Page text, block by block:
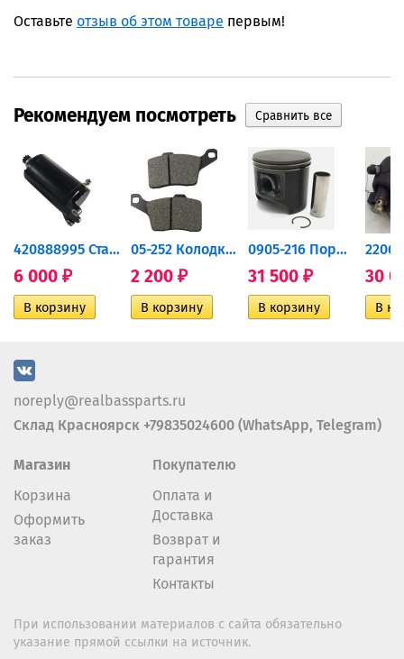
Оставьте отзыв об этом товаре первым!
Рекомендуем посмотреть
420888995 Стартер для...
6 000 ₽
05-252 Колодки тормозные...
2 200 ₽
0905-216 Поршень Arctic Cat...
31 500 ₽ 30
noreply@realbassparts.ru
Склад Красноярск +79835024600 (WhatsApp, Telegram)
Магазин
Корзина
Оформить
заказ
Покупателю
Оплата и
Доставка
Возврат и
гарантия
Контакты
При использовании материалов с сайта обязательно
указание прямой ссылки на источник.